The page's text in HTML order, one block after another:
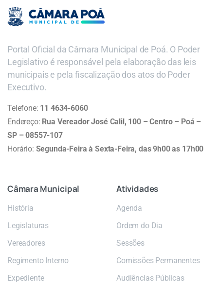
Portal Oficial da Câmara Municipal de Poá. O Poder
Legislativo é responsável pela elaboração das leis
municipais e pela fiscalização dos atos do Poder
Executivo.
Telefone: 11 4634-6060
Endereço: Rua Vereador José Calil, 100 – Centro – Poá –
SP – 08557-107
Horário: Segunda-Feira à Sexta-Feira, das 9h00 as 17h00
Câmara Municipal
História
Legislaturas
Vereadores
Regimento Interno
Expediente
Atividades
Agenda
Ordem do Dia
Sessões
Comissões Permanentes
Audiências Públicas